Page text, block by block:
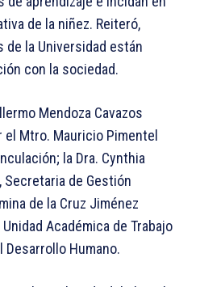
de la niñez. Reiteró,
de la Universidad están
con la sociedad.
Mendoza Cavazos
el Mtro. Mauricio Pimentel
la Dra. Cynthia
Secretaria de Gestión
de la Cruz Jiménez
Académica de Trabajo
Desarrollo Humano.